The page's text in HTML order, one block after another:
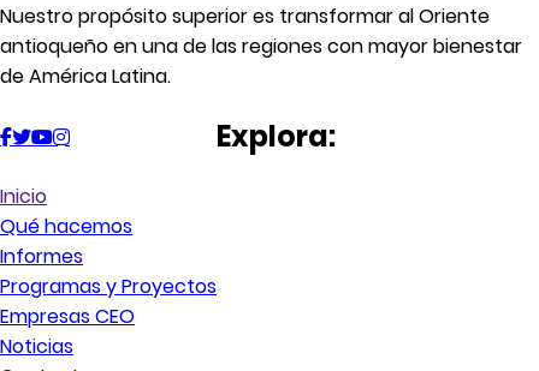
Nuestro propósito superior es transformar al Oriente
antioqueño en una de las regiones con mayor bienestar
de América Latina.
Explora:
Inicio
Qué hacemos
Informes
Programas y Proyectos
Empresas CEO
Noticias